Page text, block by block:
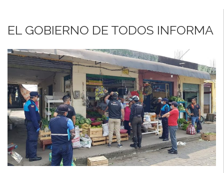
EL GOBIERNO DE TODOS INFORMA